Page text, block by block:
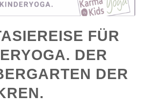
FÜR
DER
DER